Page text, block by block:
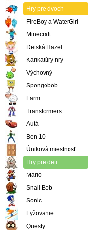
Hry pre dvoch
FireBoy a WaterGirl
Minecraft
Detská Hazel
Karikatúry hry
Výchovný
Spongebob
Farm
Transformers
Autá
Ben 10
Úniková miestnosť
Hry pre deti
Mario
Snail Bob
Sonic
Lyžovanie
Questy